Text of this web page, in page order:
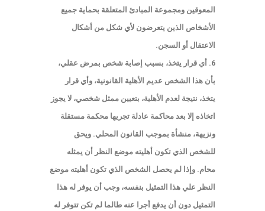
المعوقين ومجموعة المبادئ المتعلقة بحماية جميع
الأشخاص الذين يتعرضون لأي شكل من أشكال
الاعتقال أو السجن.
6. أي قرار يتخذ، بسبب إصابة شخص بمرض عقلي،
بأن هذا الشخص عديم الأهلية القانونية، وأي قرار
يتخذ، نتيجة لعدم الأهلية، بتعيين ممثل شخصي، لا يجوز
اتخاذه إلا بعد محاكمة عادلة تجريها محكمة مستقلة
ونزيهة، منشأة بموجب القانون المحلي. ويحق
للشخص الذي تكون أهليته موضع النظر أن يمثله
محام. وإذا لم يحصل الشخص الذي تكون أهليته موضع
النظر علي هذا التمثيل بنفسه، وجب أن يوفر له هذا
التمثيل دون أن يدفع أجرا عنه طالما لم تكن تتوفر له